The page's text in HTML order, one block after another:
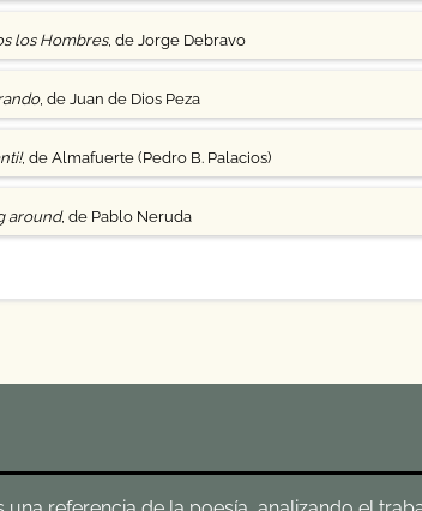
los Hombres, de Jorge Debravo
, de Juan de Dios Peza
, de Almafuerte (Pedro B. Palacios)
around, de Pablo Neruda